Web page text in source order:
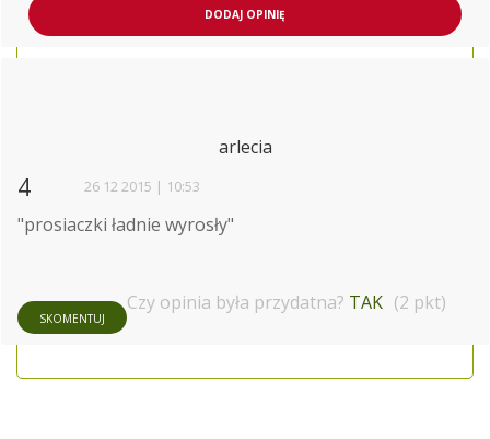
DODAJ OPINIĘ
arlecia
4 26 12 2015 | 10:53
"prosiaczki ładnie wyrosły"
SKOMENTUJ
Czy opinia była przydatna? TAK (2 pkt)